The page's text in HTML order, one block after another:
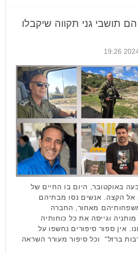
הם תושבי גני תקווה שיקבלו
באוקטובר, היום בו החיים של
אל הקצה. אנשים נסו מבתיהם
מאחור, החברה
וגייסה את כל כוחותיה
אין ספור סיפורים נחשפו על
ברזל" וכל סיפור מעורר השראה